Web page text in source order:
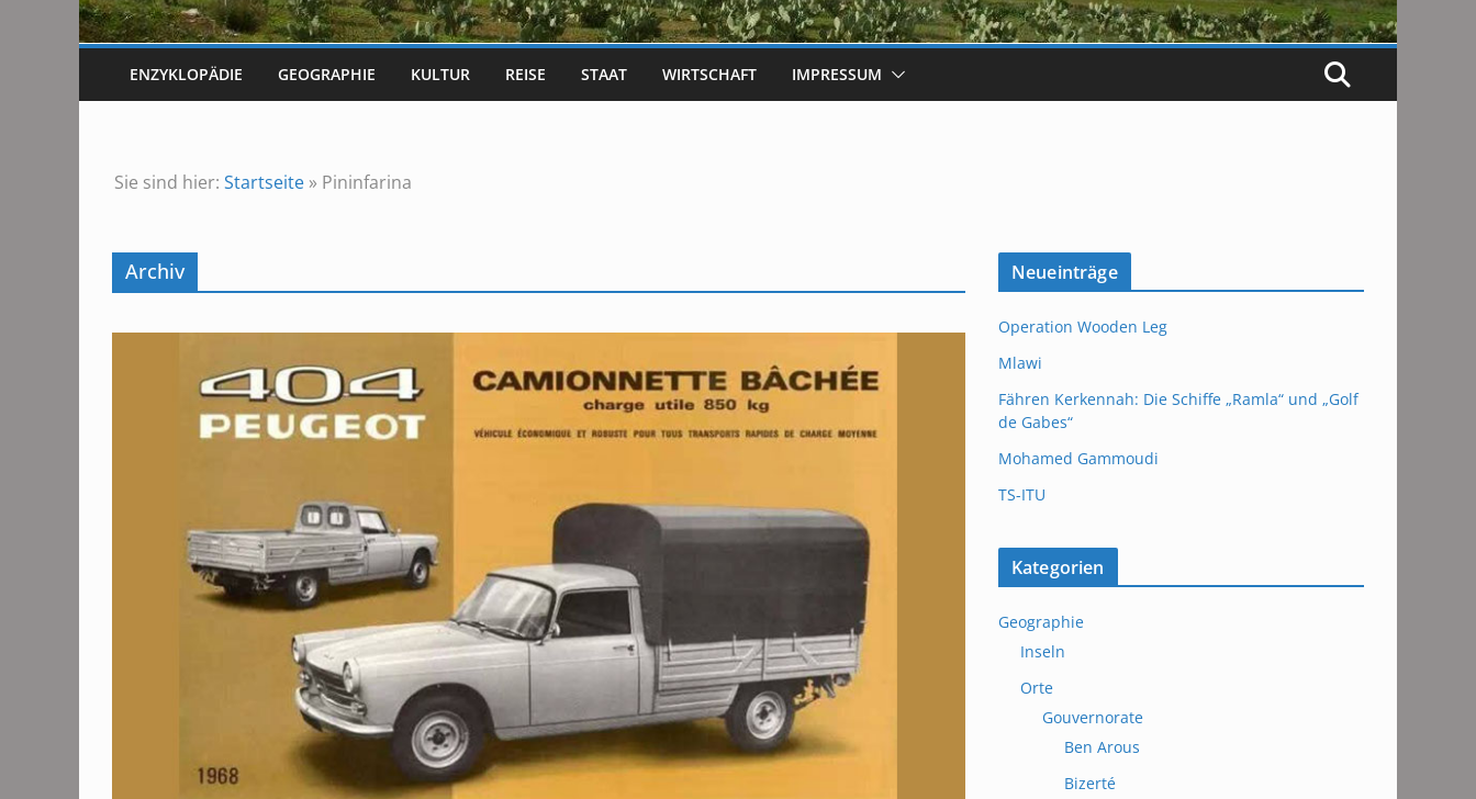
ENZYKLOPÄDIE GEOGRAPHIE KULTUR REISE STAAT WIRTSCHAFT IMPRESSUM
Sie sind hier: Startseite » Pininfarina
Archiv Neueinträge
Operation Wooden Leg
Mlawi
Fähren Kerkennah: Die Schiffe „Ramla“ und „Golf
de Gabes“
Mohamed Gammoudi
TS-ITU
Kategorien
Geographie
Inseln
Orte
Gouvernorate
Ben Arous
Bizerté